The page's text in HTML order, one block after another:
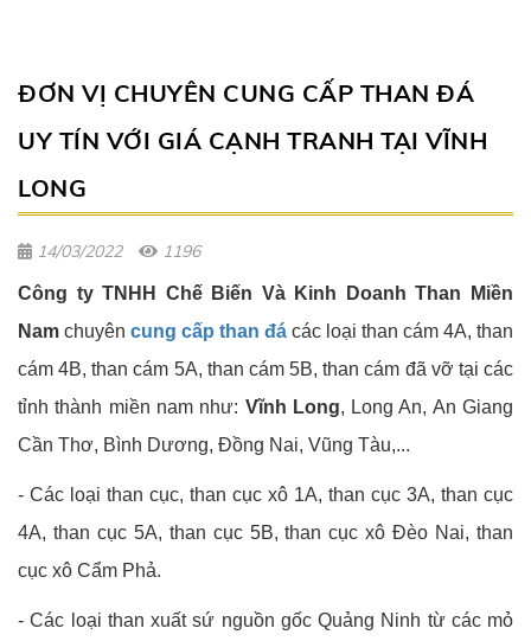
ĐƠN VỊ CHUYÊN CUNG CẤP THAN ĐÁ
UY TÍN VỚI GIÁ CẠNH TRANH TẠI VĨNH
LONG
14/03/2022 1196
Công ty TNHH Chế Biến Và Kinh Doanh Than Miền
Nam chuyên cung cấp than đá các loại than cám 4A, than
cám 4B, than cám 5A, than cám 5B, than cám đã vỡ tại các
tỉnh thành miền nam như: Vĩnh Long, Long An, An Giang
Cần Thơ, Bình Dương, Đồng Nai, Vũng Tàu,...
- Các loại than cục, than cục xô 1A, than cục 3A, than cục
4A, than cục 5A, than cục 5B, than cục xô Đèo Nai, than
cục xô Cẩm Phả.
- Các loại than xuất sứ nguồn gốc Quảng Ninh từ các mỏ